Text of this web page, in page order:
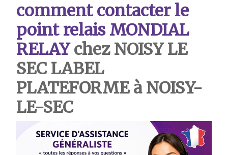
comment contacter le
point relais MONDIAL
RELAYchez NOISY LE
SEC LABEL
PLATEFORME à NOISY-
LE-SEC